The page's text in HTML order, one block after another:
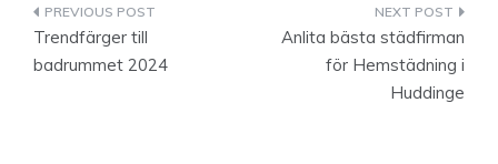
Indlægsnavigation
Trendfärger till
badrummet 2024
Anlita bästa städfirman
för Hemstädning i
Huddinge